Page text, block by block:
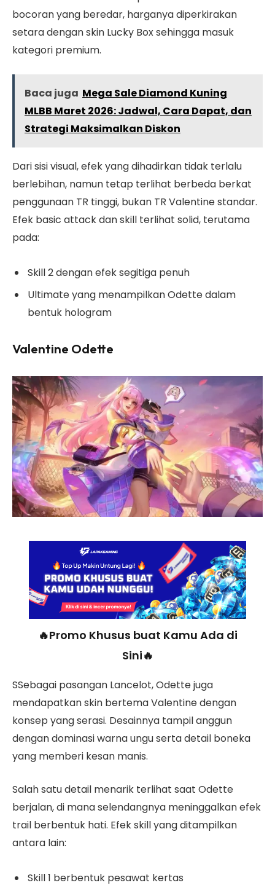
bocoran yang beredar, harganya diperkirakan
setara dengan skin Lucky Box sehingga masuk
kategori premium.
Baca juga Mega Sale Diamond Kuning
MLBB Maret 2026: Jadwal, Cara Dapat, dan
Strategi Maksimalkan Diskon
Dari sisi visual, efek yang dihadirkan tidak terlalu
berlebihan, namun tetap terlihat berbeda berkat
penggunaan TR tinggi, bukan TR Valentine standar.
Efek basic attack dan skill terlihat solid, terutama
pada:
Skill 2 dengan efek segitiga penuh
Ultimate yang menampilkan Odette dalam
bentuk hologram
Valentine Odette
🔥Promo Khusus buat Kamu Ada di
Sini🔥
SSebagai pasangan Lancelot, Odette juga
mendapatkan skin bertema Valentine dengan
konsep yang serasi. Desainnya tampil anggun
dengan dominasi warna ungu serta detail boneka
yang memberi kesan manis.
Salah satu detail menarik terlihat saat Odette
berjalan, di mana selendangnya meninggalkan efek
trail berbentuk hati. Efek skill yang ditampilkan
antara lain:
Skill 1 berbentuk pesawat kertas